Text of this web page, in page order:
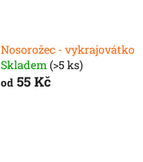
Nosorožec - vykrajovátko
Skladem (>5 ks)
od 55 Kč